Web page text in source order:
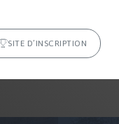
SITE D’INSCRIPTION